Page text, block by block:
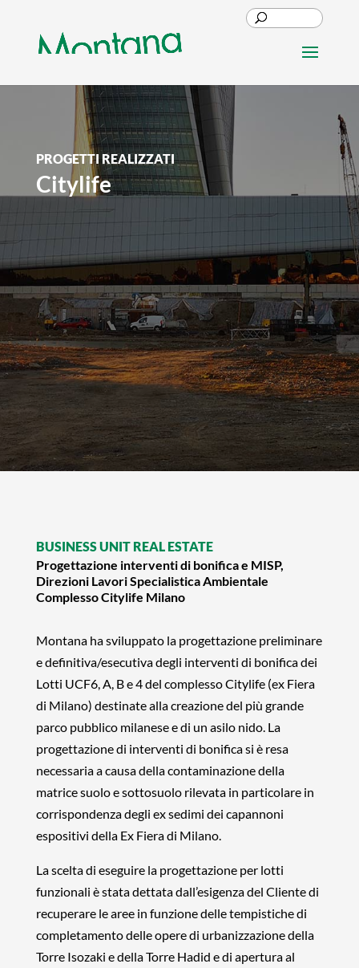
PROGETTI REALIZZATI
Citylife
BUSINESS UNIT REAL ESTATE
Progettazione interventi di bonifica e MISP,
Direzioni Lavori Specialistica Ambientale
Complesso Citylife Milano
Montana ha sviluppato la progettazione preliminare
e definitiva/esecutiva degli interventi di bonifica dei
Lotti UCF6, A, B e 4 del complesso Citylife (ex Fiera
di Milano) destinate alla creazione del più grande
parco pubblico milanese e di un asilo nido. La
progettazione di interventi di bonifica si è resa
necessaria a causa della contaminazione della
matrice suolo e sottosuolo rilevata in particolare in
corrispondenza degli ex sedimi dei capannoni
espositivi della Ex Fiera di Milano.
La scelta di eseguire la progettazione per lotti
funzionali è stata dettata dall’esigenza del Cliente di
recuperare le aree in funzione delle tempistiche di
completamento delle opere di urbanizzazione della
Torre Isozaki e della Torre Hadid e di apertura al